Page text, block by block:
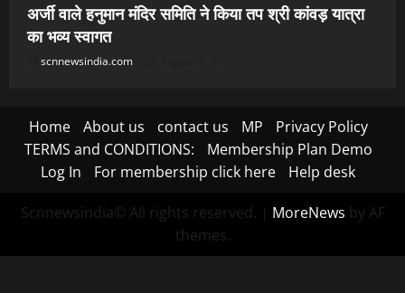
अर्जी वाले हनुमान मंदिर समिति ने किया तप श्री कांवड़ यात्रा
का भव्य स्वागत
scnnewsindia.com
Home About us contact us MP
Privacy Policy
TERMS and CONDITIONS:
Membership Plan Demo
Log In
For membership click here Help desk
Scnnewsindia© All rights reserved. | MoreNews by AF
themes.